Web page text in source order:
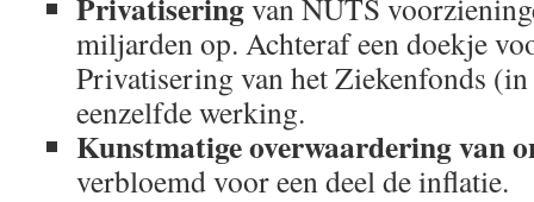
van NUTS
miljarden op. Achteraf een doekje
Privatisering van het Ziekenfonds
eenzelfde werking.
Kunstmatige overwaardering van
verbloemd voor een deel de inflatie.